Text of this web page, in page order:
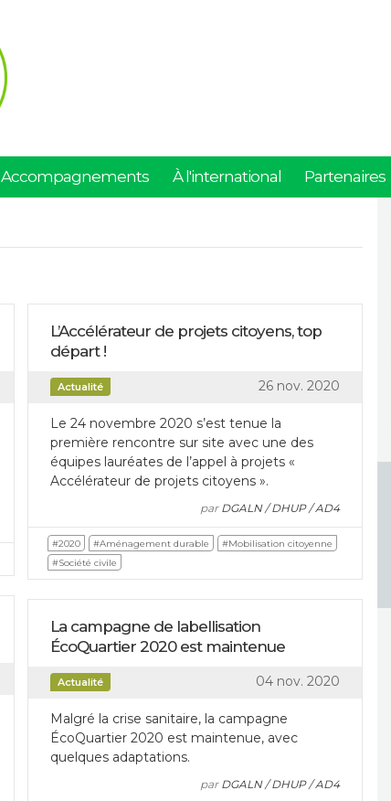
Accompagnements À l'international Partenaires
L’Accélérateur de projets citoyens, top
départ !
Actualité 26 nov. 2020
Le 24 novembre 2020 s’est tenue la
première rencontre sur site avec une des
équipes lauréates de l’appel à projets «
Accélérateur de projets citoyens ».
parDGALN / DHUP / AD4
#2020 #Aménagement durable
#Mobilisation citoyenne
#Société civile
La campagne de labellisation
ÉcoQuartier 2020 est maintenue
Actualité 04 nov. 2020
Malgré la crise sanitaire, la campagne
ÉcoQuartier 2020 est maintenue, avec
quelques adaptations.
parDGALN / DHUP / AD4